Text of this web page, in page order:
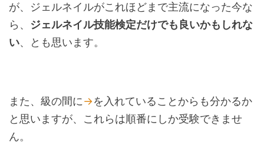
が、ジェルネイルがこれほどまで主流になった今な
ら、 ジェルネイル技能検定だけでも良いかもしれな
い、とも思います。
また、級の間に→を入れていることからも分かるか
と思いますが、これらは順番にしか受験できませ
ん。